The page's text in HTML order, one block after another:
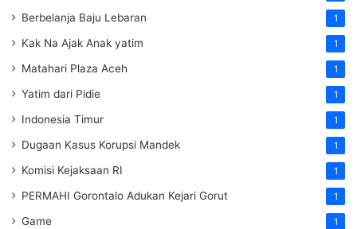
Berbelanja Baju Lebaran 1
Kak Na Ajak Anak yatim 1
Matahari Plaza Aceh 1
Yatim dari Pidie 1
Indonesia Timur 1
Dugaan Kasus Korupsi Mandek 1
Komisi Kejaksaan RI 1
PERMAHI Gorontalo Adukan Kejari Gorut 1
Game 1